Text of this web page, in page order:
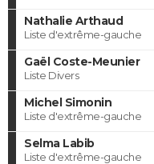
Nathalie Arthaud
Liste d'extrême-gauche
Gaël Coste-Meunier
Liste Divers
Michel Simonin
Liste d'extrême-gauche
Selma Labib
Liste d'extrême-gauche